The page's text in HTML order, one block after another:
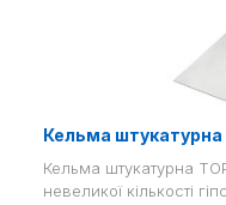
Кельма
Кельма штукатурна
невеликої кількості